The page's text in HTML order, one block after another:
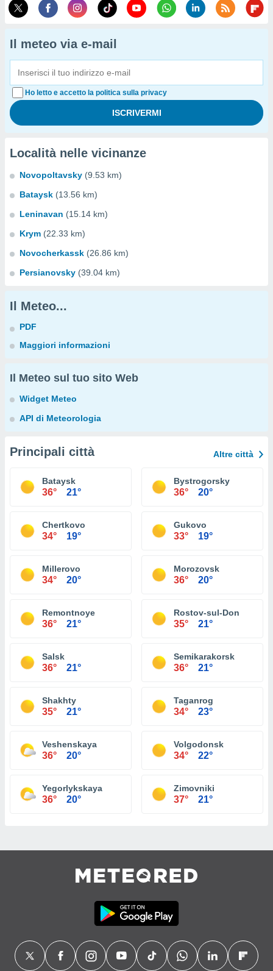
Il meteo via e-mail
Ho letto e accetto la politica sulla privacy
Località nelle vicinanze
Novopoltavsky (9.53 km)
Bataysk (13.56 km)
Leninavan (15.14 km)
Krym (22.33 km)
Novocherkassk (26.86 km)
Persianovsky (39.04 km)
Il Meteo...
PDF
Maggiori informazioni
Il Meteo sul tuo sito Web
Widget Meteo
API di Meteorologia
Principali città Altre città
Bataysk
36° 21°
Bystrogorsky
36° 20°
Chertkovo
34° 19°
Gukovo
33° 19°
Millerovo
34° 20°
Morozovsk
36° 20°
Remontnoye
36° 21°
Rostov-sul-Don
35° 21°
Salsk
36° 21°
Semikarakorsk
36° 21°
Shakhty
35° 21°
Taganrog
34° 23°
Veshenskaya
36° 20°
Volgodonsk
34° 22°
Yegorlykskaya
36° 20°
Zimovniki
37° 21°